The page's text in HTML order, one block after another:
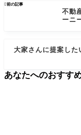
前の記事
不動
ーニ
大家さんに提案した
あなたへのおすす